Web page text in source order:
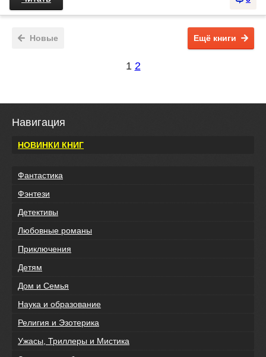
Новые Ещё книги
1 2
Навигация
НОВИНКИ КНИГ
Фантастика
Фэнтези
Детективы
Любовные романы
Приключения
Детям
Дом и Семья
Наука и образование
Религия и Эзотерика
Ужасы, Триллеры и Мистика